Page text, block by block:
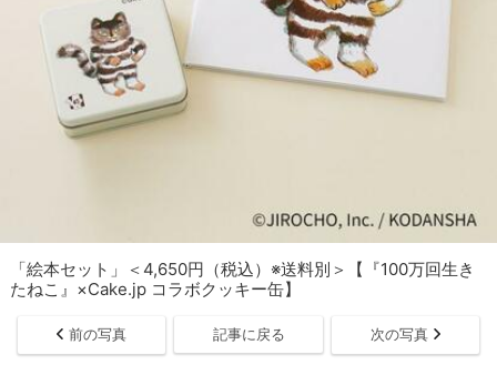
「絵本セット」＜4,650円（税込）※送料別＞【『100万回生き
たねこ』×Cake.jp コラボクッキー缶】
前の写真 記事に戻る 次の写真